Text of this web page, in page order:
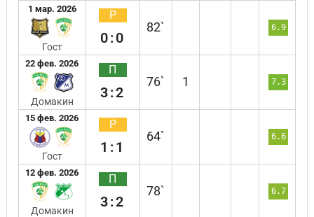
1 мар. 2026
Гост
Р
0:0
82` 6.9
22 фев. 2026
Домакин
П
3:2
76` 1 7.3
15 фев. 2026
Гост
Р
1:1
64` 6.6
12 фев. 2026
Домакин
П
3:2
78` 6.7